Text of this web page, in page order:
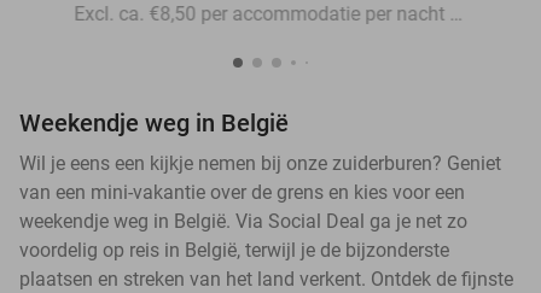
Excl. ca. €8,50 per accommodatie per nacht aan lokale heffingen
Weekendje weg in België
Wil je eens een kijkje nemen bij onze zuiderburen? Geniet
van een mini-vakantie over de grens en kies voor een
weekendje weg in België. Via Social Deal ga je net zo
voordelig op reis in België, terwijl je de bijzonderste
plaatsen en streken van het land verkent. Ontdek de fijnste